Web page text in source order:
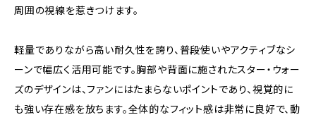
周囲の視線を惹きつけます。
軽量でありながら高い耐久性を誇り、普段使いやアクティブなシ
ーンで幅広く活用可能です。胸部や背面に施されたスター・ウォー
ズのデザインは、ファンにはたまらないポイントであり、視覚的に
も強い存在感を放ちます。全体的なフィット感は非常に良好で、動